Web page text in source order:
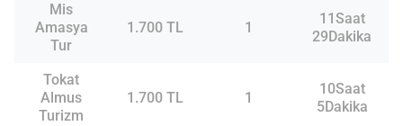
Mis
Amasya
Tur
1.700 TL 1
11Saat
29Dakika
Tokat
Almus
Turizm
1.700 TL 1
10Saat
5Dakika